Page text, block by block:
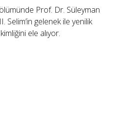
Prof. Dr. Süleyman
Selim’in gelenek ile yenilik
ele alıyor.